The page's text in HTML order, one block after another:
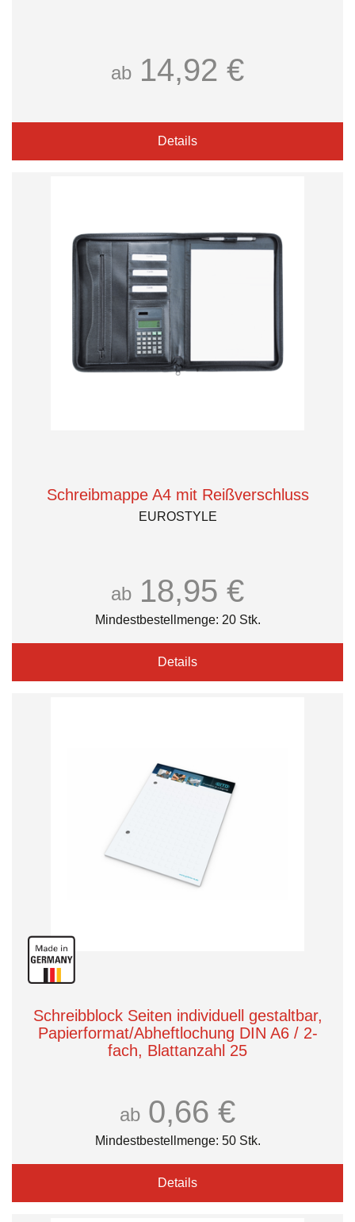
ab 14,92 €
Details
Schreibmappe A4 mit Reißverschluss
EUROSTYLE
ab 18,95 €
Mindestbestellmenge: 20 Stk.
Details
Schreibblock Seiten individuell gestaltbar,
Papierformat/Abheftlochung DIN A6 / 2-
fach, Blattanzahl 25
ab 0,66 €
Mindestbestellmenge: 50 Stk.
Details